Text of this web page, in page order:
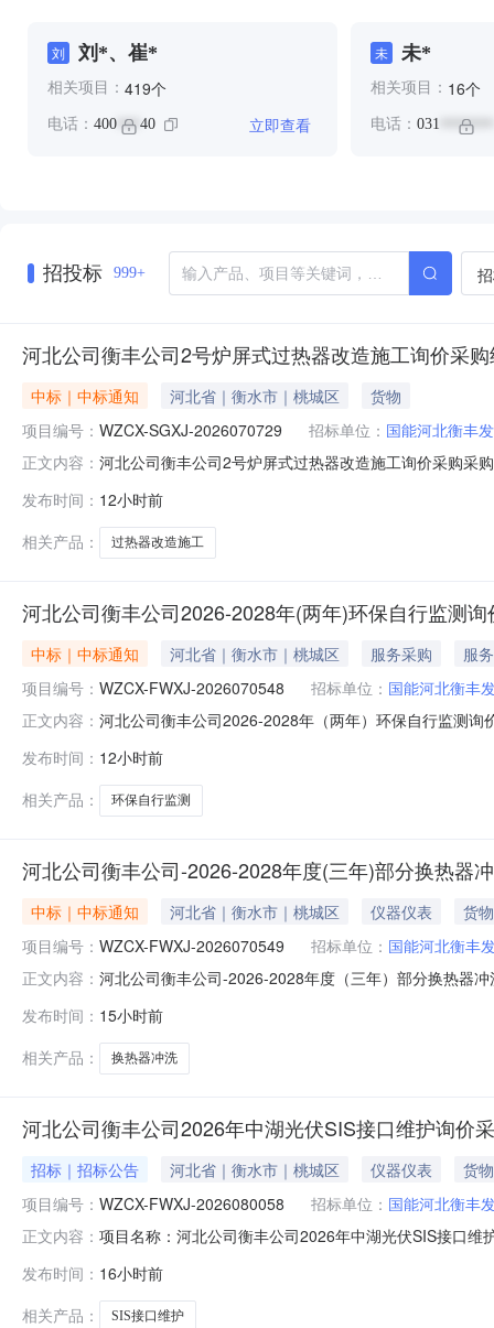
刘 刘*、崔*
相关项目： 419个
电话： 400 *** 40 立即查看
未 未*
相关项目： 16个
电话： 031 *******
招投标 999+
河北公司衡丰公司2号炉屏式过热器改造施工询价采
中标｜中标通知 河北省｜衡水市｜桃城区
货物
项目编号： WZCX-SGXJ-2026070729 招标单位： 国能河北衡丰
正文内容： 河北公司衡丰公司2号炉屏式过热器改造施工询价采购采
购投诉。异议接收单位：国能诚信（北京）物资有限公
发布时间： 12小时前
相关产品：
过热器改造施工
河北公司衡丰公司2026-2028年(两年)环保自行监测
中标｜中标通知 河北省｜衡水市｜桃城区 服务采购
服务
项目编号： WZCX-FWXJ-2026070548 招标单位： 国能河北衡丰
正文内容： 河北公司衡丰公司2026-2028年（两年）环保自行监测
门负责受理采购投诉。异议接收单位：国能诚信（北京
发布时间： 12小时前
相关产品：
环保自行监测
河北公司衡丰公司-2026-2028年度(三年)部分换热器
中标｜中标通知 河北省｜衡水市｜桃城区 仪器仪表
货物
项目编号： WZCX-FWXJ-2026070549 招标单位： 国能河北衡丰
正文内容： 河北公司衡丰公司-2026-2028年度（三年）部分换热器
理部门负责受理采购投诉。异议接收单位：国能诚信（
发布时间： 15小时前
相关产品：
换热器冲洗
河北公司衡丰公司2026年中湖光伏SIS接口维护询价
招标｜招标公告 河北省｜衡水市｜桃城区 仪器仪表
货物
项目编号： WZCX-FWXJ-2026080058 招标单位： 国能河北衡丰
正文内容： 项目名称：河北公司衡丰公司2026年中湖光伏SIS接口
个，报价人须提供符合本采购要求的业绩合同扫描件，
2023-01
发布时间： 16小时前
相关产品：
SIS接口维护